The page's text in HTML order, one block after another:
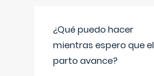
¿Qué puedo hacer
mientras espero que el
parto avance?